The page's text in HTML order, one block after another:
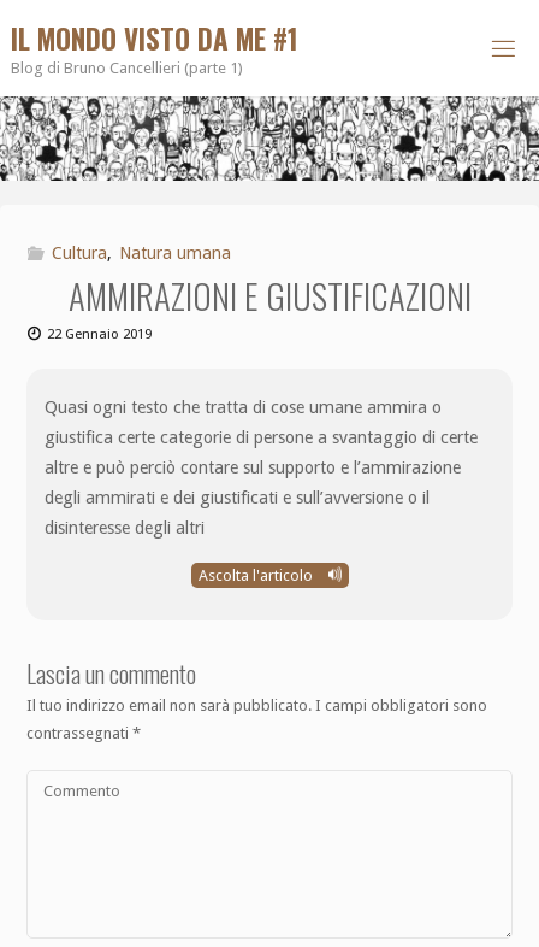
IL MONDO VISTO DA ME #1
Blog di Bruno Cancellieri (parte 1)
Cultura, Natura umana
AMMIRAZIONI E GIUSTIFICAZIONI
22 Gennaio 2019
Quasi ogni testo che tratta di cose umane ammira o
giustifica certe categorie di persone a svantaggio di certe
altre e può perciò contare sul supporto e l’ammirazione
degli ammirati e dei giustificati e sull’avversione o il
disinteresse degli altri
Ascolta l'articolo
Lascia un commento
Il tuo indirizzo email non sarà pubblicato. I campi obbligatori sono
contrassegnati*